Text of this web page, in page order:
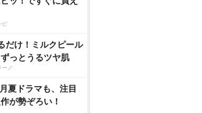
ピ
だけ！ミルクピール
っとうるツヤ肌
ーノ
夏ドラマも、注目
が勢ぞろい！